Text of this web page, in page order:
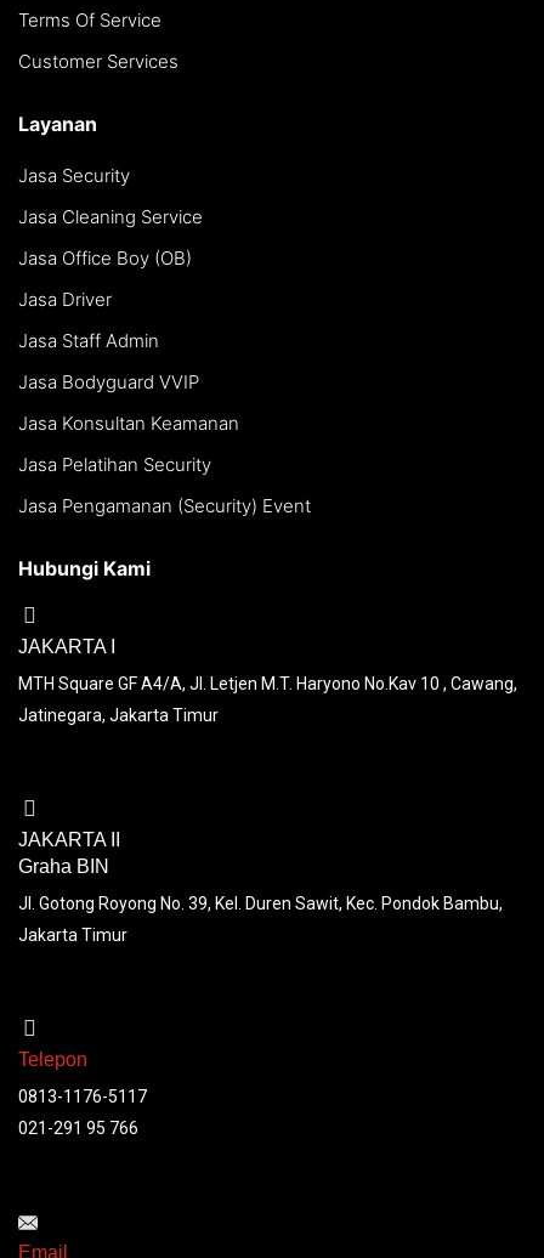
Terms Of Service
Customer Services
Layanan
Jasa Security
Jasa Cleaning Service
Jasa Office Boy (OB)
Jasa Driver
Jasa Staff Admin
Jasa Bodyguard VVIP
Jasa Konsultan Keamanan
Jasa Pelatihan Security
Jasa Pengamanan (Security) Event
Hubungi Kami
JAKARTA I
MTH Square GF A4/A, Jl. Letjen M.T. Haryono No.Kav 10 , Cawang,
Jatinegara, Jakarta Timur
JAKARTA II
Graha BIN
Jl. Gotong Royong No. 39, Kel. Duren Sawit, Kec. Pondok Bambu,
Jakarta Timur
Telepon
0813-1176-5117
021-291 95 766
Email